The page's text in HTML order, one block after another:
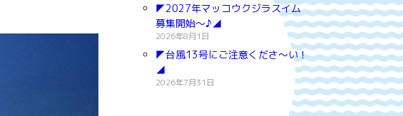
◤2027年マッコウクジラスイム
募集開始～♪◢
2026年8月1日
◤台風13号にご注意くださ～い！
◢
2026年7月31日